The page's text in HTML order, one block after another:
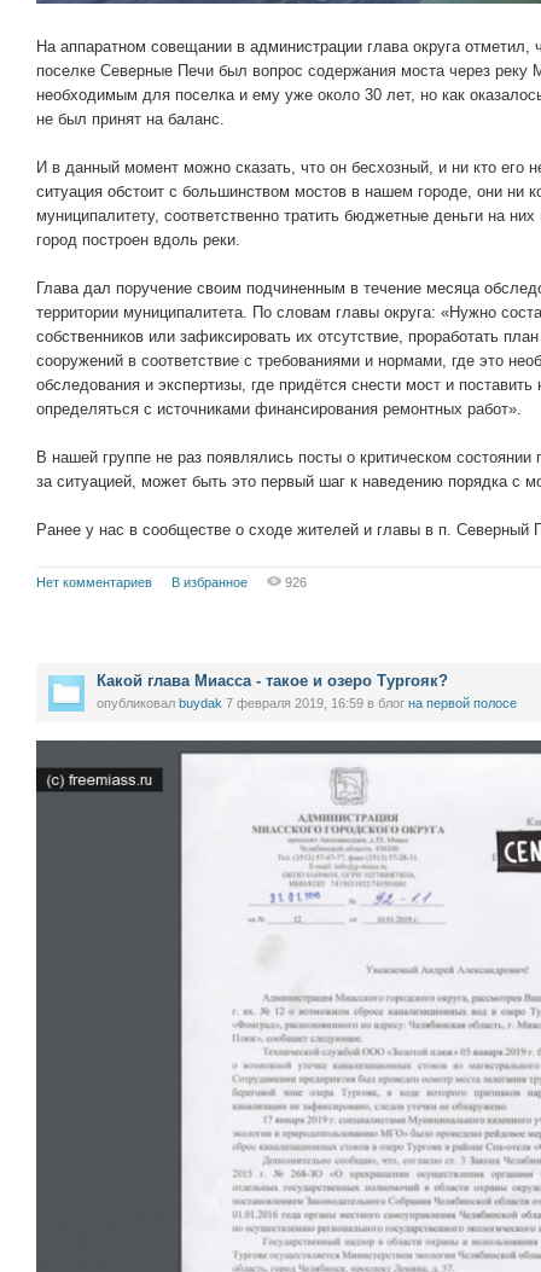
На аппаратном совещании в администрации глава округа
поселке Северные Печи был вопрос содержания моста через реку
необходимым для поселка и ему уже около 30 лет, но как
не был принят на баланс.
И в данный момент можно сказать, что он бесхозный, и ни кто его
ситуация обстоит с большинством мостов в нашем городе, они ни
муниципалитету, соответственно тратить бюджетные деньги на
город построен вдоль реки.
Глава дал поручение своим подчиненным в течение месяца
территории муниципалитета. По словам главы округа: «Нужно
собственников или зафиксировать их отсутствие, проработать
сооружений в соответствие с требованиями и нормами, где это
обследования и экспертизы, где придётся снести мост и
определяться с источниками финансирования ремонтных работ».
В нашей группе не раз появлялись посты о критическом
за ситуацией, может быть это первый шаг к наведению порядка с
Ранее у нас в сообществе о сходе жителей и главы в п.
Нет комментариев В избранное 926
Какой глава Миасса - такое и озеро Тургояк?
опубликовал buydak 7 февраля 2019, 16:59 в блог на первой полосе